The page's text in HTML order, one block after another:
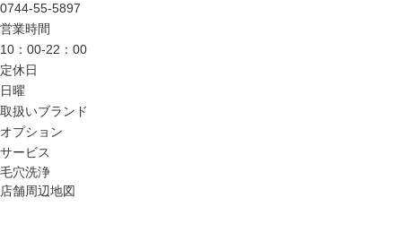
0744-55-5897
営業時間
10：00-22：00
定休日
日曜
取扱いブランド
オプション
サービス
毛穴洗浄
店舗周辺地図